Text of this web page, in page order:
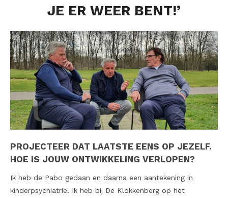
JE ER WEER BENT!’
PROJECTEER DAT LAATSTE EENS OP JEZELF.
HOE IS JOUW ONTWIKKELING VERLOPEN?
Ik heb de Pabo gedaan en daarna een aantekening in
kinderpsychiatrie. Ik heb bij De Klokkenberg op het